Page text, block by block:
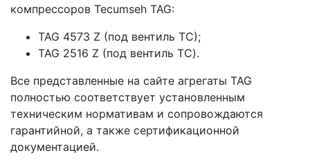
компрессоров Tecumseh TAG:
TAG 4573 Z (под вентиль TC);
TAG 2516 Z (под вентиль ТС).
Все представленные на сайте агрегаты TAG
полностью соответствует установленным
техническим нормативам и сопровождаются
гарантийной, а также сертификационной
документацией.